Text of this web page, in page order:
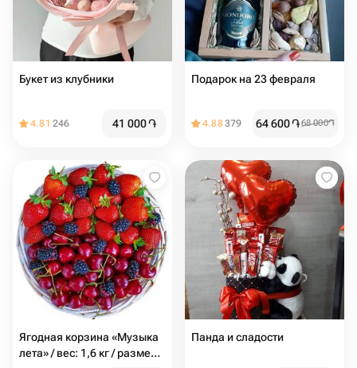
Букет из клубники
4.81 246 41 000֏
Подарок на 23 февраля
4.88379 64 600֏68 000֏
Ягодная корзина «Музыка
лета» / вес: 1,6 кг / размер с
Панда и сладости